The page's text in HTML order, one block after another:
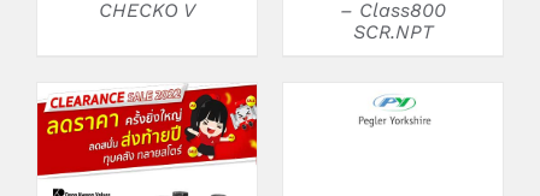
CHECKO V
– Class800
SCR.NPT